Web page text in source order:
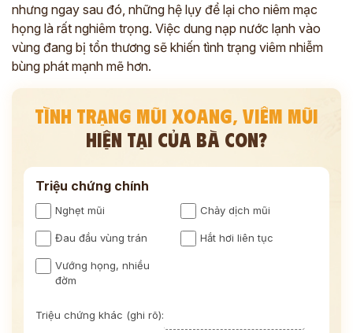
nhưng ngay sau đó, những hệ lụy để lại cho niêm mạc
họng là rất nghiêm trọng. Việc dung nạp nước lạnh vào
vùng đang bị tổn thương sẽ khiến tình trạng viêm nhiễm
bùng phát mạnh mẽ hơn.
TÌNH TRẠNG MŨI XOANG, VIÊM MŨI
HIỆN TẠI CỦA BÀ CON?
Triệu chứng chính
Nghẹt mũi Chảy dịch mũi
Đau đầu vùng trán Hắt hơi liên tục
Vướng họng, nhiều
đờm
Triệu chứng khác (ghi rõ):